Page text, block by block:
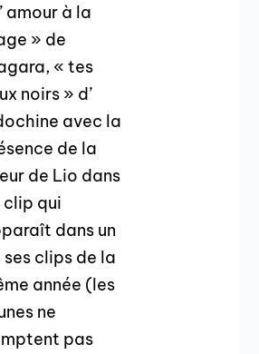
amour à la
» de
« tes
noirs » d’
avec la
de la
de Lio dans
clip qui
dans un
ses clips de la
année (les
ne
pas